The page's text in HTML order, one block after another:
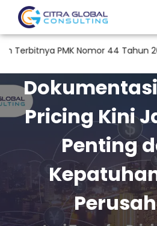
PMK Nomor 44 Tahun 2026?
Pricing Kini
Penting